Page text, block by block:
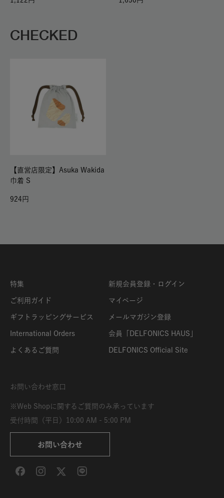
CHECKED
【直営店限定】Asuka Wakida
巾着 S
924
特集
ご利用ガイド
ギフトラッピングサービス
International Orders
よくあるご質問
新規会員登録・ログイン
マイページ
メールマガジン登録
会員「DELFONICS HAUS」
DELFONICS Official Site
お問い合わせ窓口
※Web Shopに関するご質問のみ承っています
受付時間（平日）10:00 AM - 5:00 PM
お問い合わせ